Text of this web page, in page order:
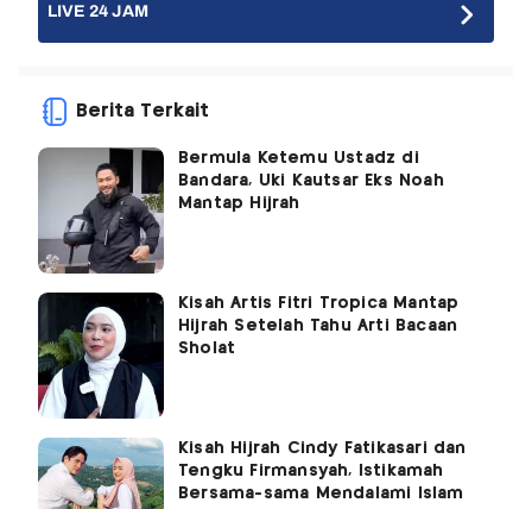
LIVE 24 JAM
Berita Terkait
Bermula Ketemu Ustadz di
Bandara, Uki Kautsar Eks Noah
Mantap Hijrah
Kisah Artis Fitri Tropica Mantap
Hijrah Setelah Tahu Arti Bacaan
Sholat
Kisah Hijrah Cindy Fatikasari dan
Tengku Firmansyah, Istikamah
Bersama-sama Mendalami Islam